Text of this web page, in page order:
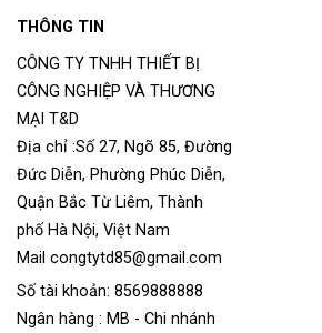
THÔNG TIN
CÔNG TY TNHH THIẾT BỊ
CÔNG NGHIỆP VÀ THƯƠNG
MẠI T&D
Địa chỉ :Số 27, Ngõ 85, Đường
Đức Diễn, Phường Phúc Diễn,
Quận Bắc Từ Liêm, Thành
phố Hà Nội, Việt Nam
Mail congtytd85@gmail.com
Số tài khoản: 8569888888
Ngân hàng : MB - Chi nhánh